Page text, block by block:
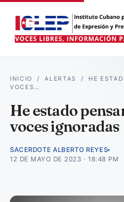
INICIO /ALERTAS / HE
VOCES…
He estado
voces ignoradas
SACERDOTE ALBERTO REYES
12 DE MAYO DE 2023 · 18:48 PM